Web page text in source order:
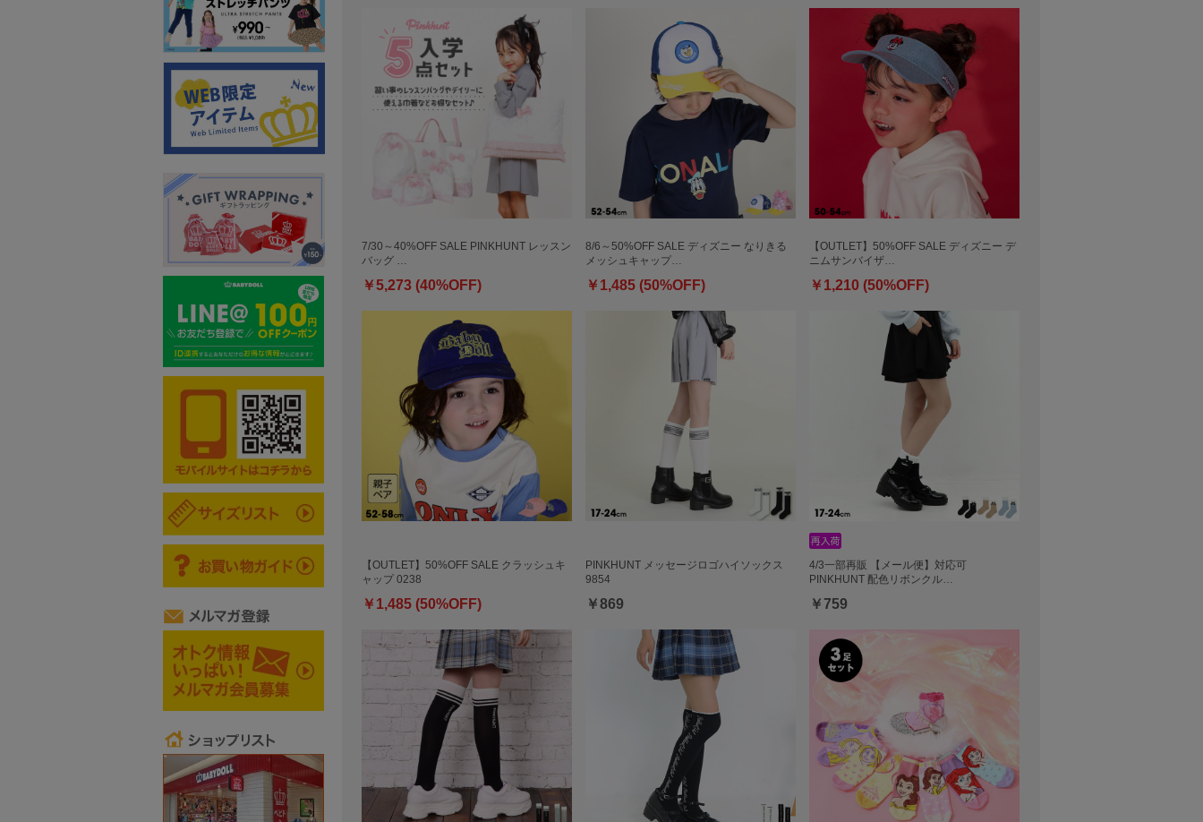
7/30～40%OFF SALE PINKHUNT レッスン
バッグ …
￥5,273 (40%OFF)
8/6～50%OFF SALE ディズニー なりきる
メッシュキャップ…
￥1,485 (50%OFF)
【OUTLET】50%OFF SALE ディズニー デ
ニムサンバイザ…
￥1,210 (50%OFF)
【OUTLET】50%OFF SALE クラッシュキ
ャップ 0238
￥1,485 (50%OFF)
PINKHUNT メッセージロゴハイソックス
9854
￥869
4/3一部再販 【メール便】対応可
PINKHUNT 配色リボンクル…
￥759